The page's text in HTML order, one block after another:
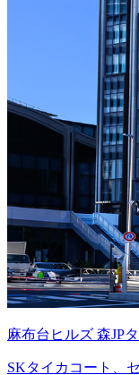
麻布台ヒルズ 森JP
SKタイカコート、